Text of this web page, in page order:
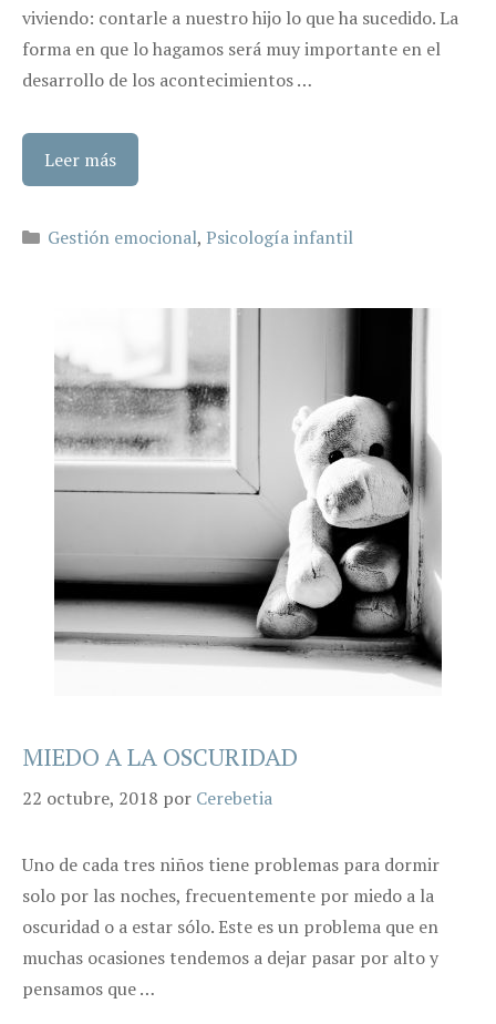
viviendo: contarle a nuestro hijo lo que ha sucedido. La
forma en que lo hagamos será muy importante en el
desarrollo de los acontecimientos …
Leer más
Categorías
Gestión emocional, Psicología infantil
MIEDO A LA OSCURIDAD
22 octubre, 2018 por Cerebetia
Uno de cada tres niños tiene problemas para dormir
solo por las noches, frecuentemente por miedo a la
oscuridad o a estar sólo. Este es un problema que en
muchas ocasiones tendemos a dejar pasar por alto y
pensamos que …